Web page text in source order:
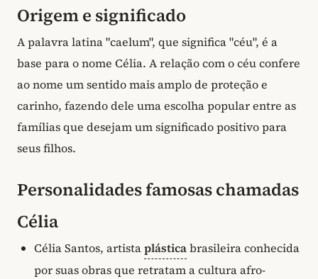
Origem e significado
A palavra latina "caelum", que significa "céu", é a
base para o nome Célia. A relação com o céu confere
ao nome um sentido mais amplo de proteção e
carinho, fazendo dele uma escolha popular entre as
famílias que desejam um significado positivo para
seus filhos.
Personalidades famosas chamadas
Célia
Célia Santos, artistaplásticabrasileira conhecida
por suas obras que retratam a cultura afro-